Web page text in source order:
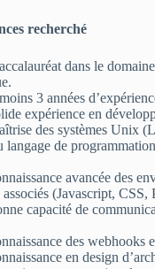
recherché
dans le
3 années
expérience en
des systèmes Unix
langage de
avancée des
associés (Javascript,
capacité de
des webhooks
en design